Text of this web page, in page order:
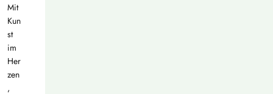
Mit
Kun
st
im
Her
zen
,